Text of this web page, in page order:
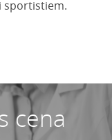
sportistiem.
cena